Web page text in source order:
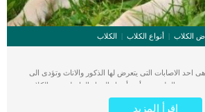
الكلاب أنواع الكلاب الكلاب
احد الاصابات التى يتعرض لها الذكور والاناث وتؤدى الى
عرض. القلفة هى أحد أجزاء الجهاز التناسلى عند الكلاب
اسهل وابسط من الرجال. اصابة القفلة او التشوهات التى
تؤثر على عملية التبول والانجاب. كما ان إصابة القلفة
اقرأ المزيد